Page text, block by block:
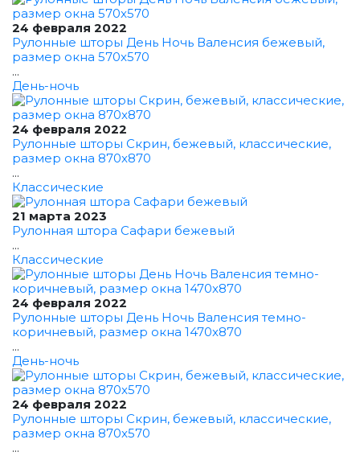
24 февраля 2022
Рулонные шторы День Ночь Валенсия бежевый,
размер окна 570x570
...
День-ночь
24 февраля 2022
Рулонные шторы Скрин, бежевый, классические,
размер окна 870x870
...
Классические
21 марта 2023
Рулонная штора Сафари бежевый
...
Классические
24 февраля 2022
Рулонные шторы День Ночь Валенсия темно-
коричневый, размер окна 1470x870
...
День-ночь
24 февраля 2022
Рулонные шторы Скрин, бежевый, классические,
размер окна 870x570
...